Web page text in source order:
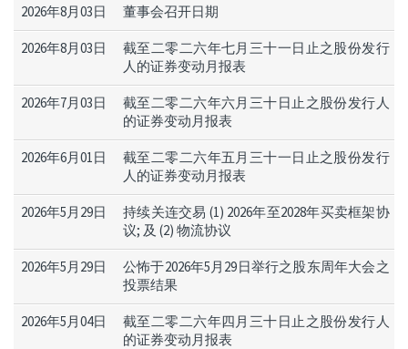
2026年8月03日 董事会召开日期
2026年8月03日
截至二零二六年七月三十一日止之股份发行
人的证券变动月报表
2026年7月03日
截至二零二六年六月三十日止之股份发行人
的证券变动月报表
2026年6月01日
截至二零二六年五月三十一日止之股份发行
人的证券变动月报表
2026年5月29日 持续关连交易 (1) 2026年至2028年买卖框架协
议; 及 (2) 物流协议
2026年5月29日
公怖于2026年5月29日举行之股东周年大会之
投票结果
2026年5月04日
截至二零二六年四月三十日止之股份发行人
的证券变动月报表